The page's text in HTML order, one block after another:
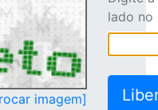
imagem]
lado no